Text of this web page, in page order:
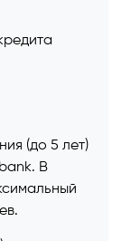
(до 5 лет)
В